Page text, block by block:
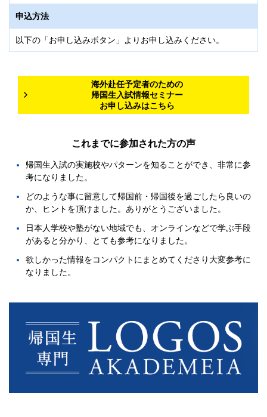
申込方法
以下の「お申し込みボタン」よりお申し込みください。
海外赴任予定者のための
帰国生入試情報セミナー
お申し込みはこちら
これまでに参加された方の声
帰国生入試の実施校やパターンを知ることができ、非常に参
考になりました。
どのような事に留意して帰国前・帰国後を過ごしたら良いの
か、ヒントを頂けました。ありがとうございました。
日本人学校や塾がない地域でも、オンラインなどで学ぶ手段
があると分かり、とても参考になりました。
欲しかった情報をコンパクトにまとめてくださり大変参考に
なりました。